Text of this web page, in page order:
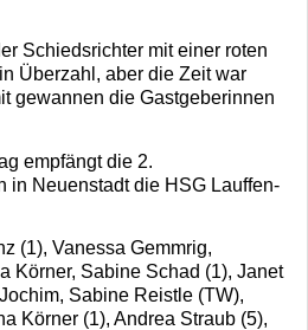
Schiedsrichter mit einer roten
Überzahl, aber die Zeit war
gewannen die Gastgeberinnen
empfängt die 2.
in Neuenstadt die HSG Lauffen-
(1), Vanessa Gemmrig,
Körner, Sabine Schad (1), Janet
Sabine Reistle (TW),
Körner (1), Andrea Straub (5),